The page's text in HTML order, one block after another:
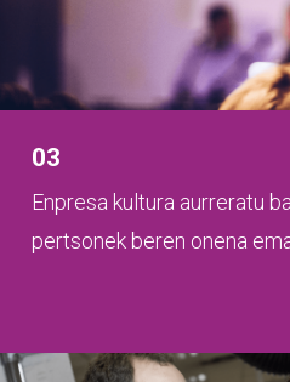
03
Enpresa kultura aurreratu
pertsonek beren onena